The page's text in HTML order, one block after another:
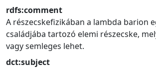
rdfs:comment
A részecskefizikában a lambda barion
családjába tartozó elemi részecske,
vagy semleges lehet.
dct:subject